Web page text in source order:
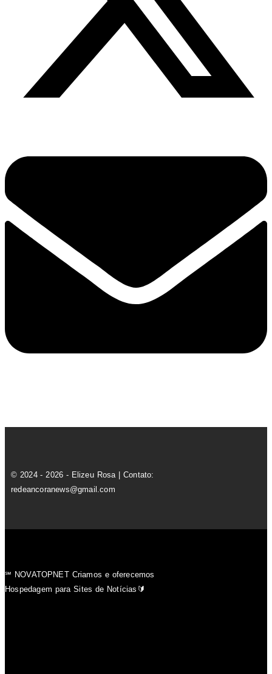
© 2024 - 2026 - Elizeu Rosa | Contato:
redeancoranews@gmail.com
℠ NOVATOPNET Criamos e oferecemos
Hospedagem para Sites de Notícias🔰